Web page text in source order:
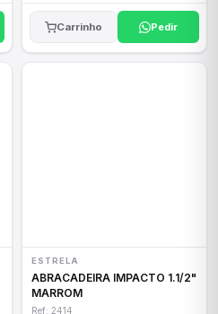
Carrinho Pedir
ESTRELA
ABRACADEIRA IMPACTO 1.1/2"
MARROM
Ref: 2414